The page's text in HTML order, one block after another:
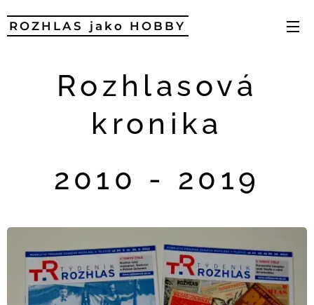
ROZHLAS jako HOBBY
Rozhlasová
kronika
2010 - 2019